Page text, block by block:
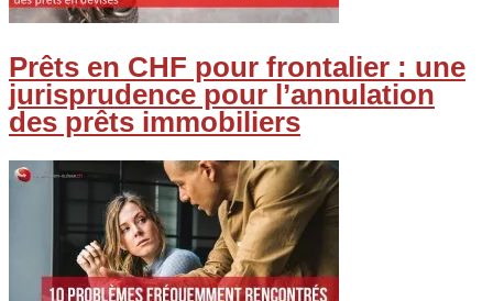
Prêts en CHF pour frontalier : une
jurisprudence pour l’annulation
des prêts immobiliers